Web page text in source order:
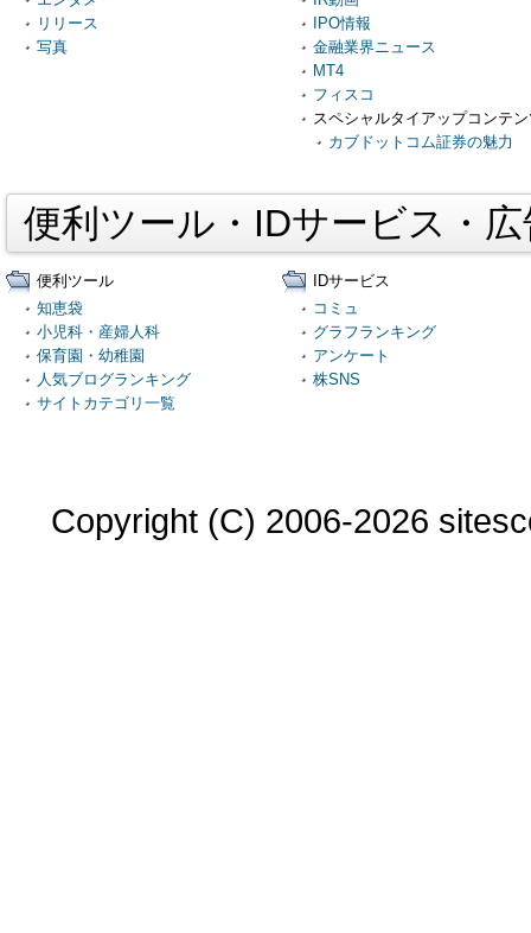
リリース
写真
IPO情報
金融業界ニュース
MT4
フィスコ
スペシャルタイアップコンテ
カブドットコム証券の魅力
便利ツール・IDサービス・
便利ツール
知恵袋
小児科・産婦人科
保育園・幼稚園
人気ブログランキング
サイトカテゴリ一覧
IDサービス
コミュ
グラフランキング
アンケート
株SNS
Copyright (C) 2006-2026